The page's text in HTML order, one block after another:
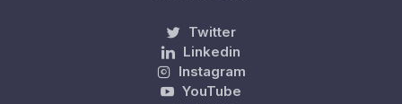
Twitter
Linkedin
Instagram
YouTube